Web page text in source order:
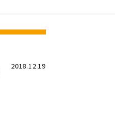
2018.12.19